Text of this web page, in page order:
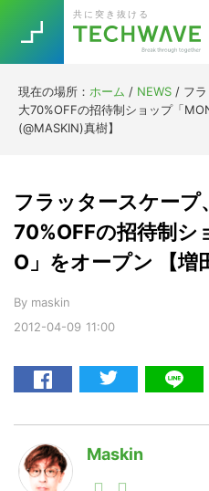
primary
navigation
main
content
primary
sidebar
footer
共に突き抜ける
現在の場所： ホーム / NEWS / フ
大70%OFFの招待制ショップ「
(@MASKIN)真樹】
2012-04-09 11:00
フラッタースケープ
70%OFFの招待制シ
O」をオープン 【増
By maskin
Maskin
1990年代初頭から記
暗号資産
LINE
Trend
Keywords
今話題の注目キーワード
5G Asana
ニューノーマル
Daily